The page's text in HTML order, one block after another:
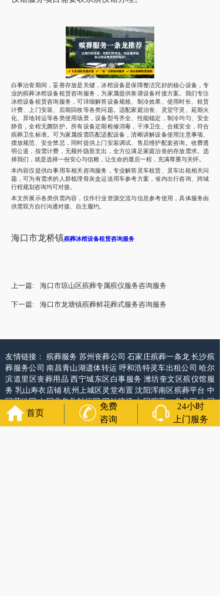
白事治丧期间，妥善存放是关键，冰棺设备是保障整洁完好的核心设备，专
业的殡葬冰棺设备租赁咨询服务，为家属提供靠谱设备对接方案。我们专注
冰棺设备租赁咨询服务，可详细解答设备规格、制冷效果、使用时长、租赁
计费、上门安装、后期回收等各类问题。适配家庭治丧、灵堂守灵、延期火
化、异地转运等各类使用场景，设备型号齐全、性能稳定，制冷均匀、安全
静音，全程无菌防护。所有设备定期检修消毒，干净卫生、合规安全，符合
殡葬卫生标准。可为家属按需匹配适配设备，清晰讲解设备使用注意事项、
摆放规范、安全禁忌，同时提供上门安装调试、售后维护配套咨询。收费透
明公道，按需计费，无额外隐形支出，全方位满足家庭治丧的存放需求。选
择我们，就是选择一份安心与信赖，让生命的最后一程，充满尊重与关怀。
本内容仅提供白事用车相关咨询服务，专业解答灵车租赁、灵车出租相关问
题，可为有需求的人群梳理骨灰盒运送用车参考方案，省内出行咨询、跨城
行程规划咨询均可对接。
本文所展示各类供需内容，仅作行业资源交流与信息参考使用，具体服务由
供需双方自行沟通对接、自主履约。
海口市龙桥镇殡葬冰棺设备租赁咨询服务
上一篇: 海口市琼山区殡葬专属殡仪服务咨询服务
下一篇: 海口市龙塘镇殡葬鲜花葬式服务咨询服务
友情链接： 殡葬服务 苏州丧葬公司石家庄殡葬一条龙长沙殡
葬服务公司南昌青山湖遗体转运 呼和浩特灵车出租公司哈尔
滨道里区丧葬用品西宁城东区白事服务潍坊奎文区殡仪馆服
务 乳山寿衣店铺杭州上城区灵堂布置沈阳浑南区殡葬平台 中
国墓地网中国非急救转运网网站建设中国殡葬一条龙网中国
救护车网葬花店 葬花服务网
首页
免费
咨询
24小时
上门服务